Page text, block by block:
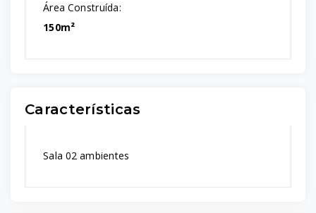
Área Construída:
150m²
Características
Sala 02 ambientes